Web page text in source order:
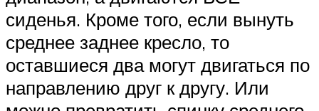
сиденья. Кроме того, если вынуть
среднее заднее кресло, то
оставшиеся два могут двигаться по
направлению друг к другу. Или